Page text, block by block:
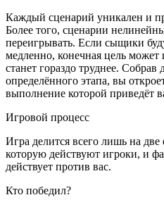
Каждый сценарий уникален и
Более того, сценарии
переигрывать. Если сыщики
медленно, конечная цель может
станет гораздо труднее.
определённого этапа, вы
выполнение которой приведёт
Игровой процесс
Игра делится всего лишь на
которую действуют игроки, и
действует против вас.
Кто победил?